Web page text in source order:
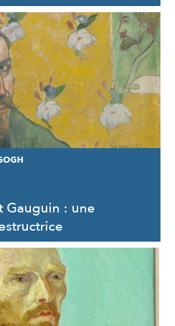
Gauguin : une